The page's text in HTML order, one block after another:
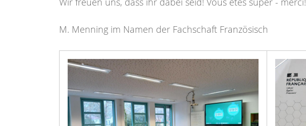
M. Menning im Namen der Fachschaft Französisch